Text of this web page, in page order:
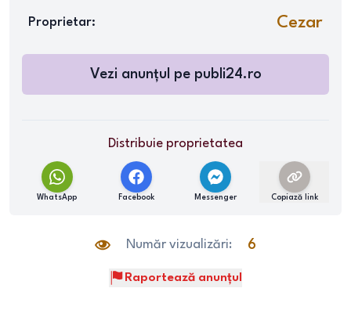
Proprietar: Cezar
Vezi anunțul pe publi24.ro
Distribuie proprietatea
WhatsApp Facebook Messenger Copiază link
Număr vizualizări: 6
Raportează anunțul